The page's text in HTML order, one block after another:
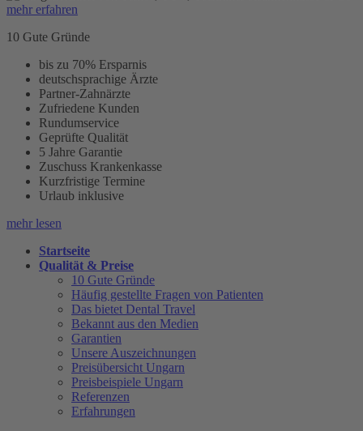
mehr erfahren
10 Gute Gründe
bis zu 70% Ersparnis
deutschsprachige Ärzte
Partner-Zahnärzte
Zufriedene Kunden
Rundumservice
Geprüfte Qualität
5 Jahre Garantie
Zuschuss Krankenkasse
Kurzfristige Termine
Urlaub inklusive
mehr lesen
Startseite
Qualität & Preise
10 Gute Gründe
Häufig gestellte Fragen von Patienten
Das bietet Dental Travel
Bekannt aus den Medien
Garantien
Unsere Auszeichnungen
Preisübersicht Ungarn
Preisbeispiele Ungarn
Referenzen
Erfahrungen